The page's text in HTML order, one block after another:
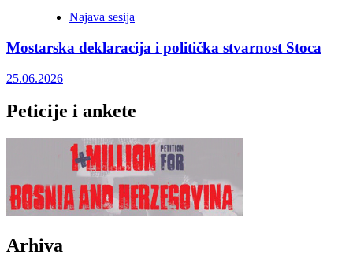
Najava sesija
Mostarska deklaracija i politička stvarnost Stoca
25.06.2026
Peticije i ankete
Arhiva